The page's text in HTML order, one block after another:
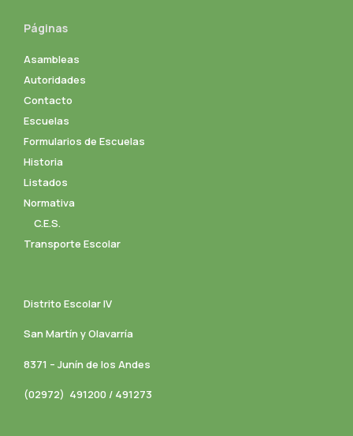
Páginas
Asambleas
Autoridades
Contacto
Escuelas
Formularios de Escuelas
Historia
Listados
Normativa
C.E.S.
Transporte Escolar
Distrito Escolar IV
San Martín y Olavarría
8371 – Junín de los Andes
(02972) 491200 / 491273